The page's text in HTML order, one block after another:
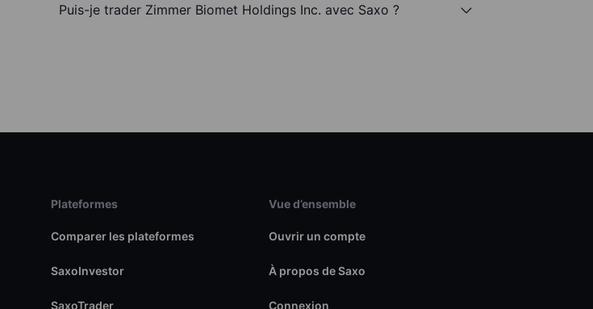
Puis-je trader Zimmer Biomet Holdings Inc. avec Saxo ?
Plateformes
Comparer les plateformes
SaxoInvestor
SaxoTrader
Vue d’ensemble
Ouvrir un compte
À propos de Saxo
Connexion